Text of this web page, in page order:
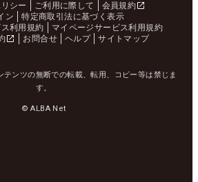
シー
ご利用に際して
会員規約
ン
特定商取引法に基づく表示
利用規約
マイページサービス利用規約
お問合せ ヘルプ サイトマップ
テンツの無断での転載、転用、コピー等は禁じま
す。
© ALBA Net